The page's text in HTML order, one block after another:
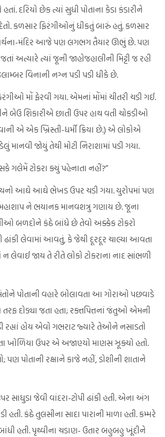
હતાં. દરિયો છેક ત્યાં સુધી પોતાના કેડા કંડારીને
કળસાર ફિરંગીઓનું ધીકતું બારું હતું. કળસાર
મંદિર આજે પણ લગભગ તૈયાર ઊભું છે. પણ
અત્યારે ત્યાં જૂની જાહોજહાલીની મિટ્ટી જ રહી
વિનાની નગ્ન પડી પડી ધીકે છે.
મોં ફેરવી ગયા. એમનાં મોંમાં ચીતરી ચડી ગઈ.
બેઉ શિકારીએ છાતી ઉપર હાથ વતી ચોકડીઓ
એ એક ખ્રિસ્તી-ધર્મી ક્રિયા છે.) એ લોકોએ
જોયું તેથી મોટી નિરાશામાં પડી ગયા.
ગલેમેં ટોકરા ક્યું પહેનાતા નહીં?”
આઘે આઘે ભેખડ ઉપર ચડી ગયા. યુરોપમાં પણ
ને ભયાનક માનવશત્રુ ગણાય છે. જૂના
બળદોને કંઠે બાંધે છે તેવો અક્કેક ટોકરો
લેવામાં આવતું, કે જેથી દૂરદૂર ચાલ્યા આવતા
ન લેવાઈ જાય તે રીતે લોકો ટોકરાના નાદ સાંભળી
પોતાની વહારે બોલાવતા આ ગોરાઓ પછવાડે
તરફ દોડ્યા જતા હતા; રક્તપિત્તનાં જંતુઓ એમની
રહ્યાં હોય એવો ગભરાટ જ્યારે તેઓને નસાડતો
ખોળિયા ઉપર એ અજાણ્યો માણસ ઝૂક્યો હતો.
પોતાની રક્ષાને કાજે નહીં, ડોશીની શાતાને
સાધુડા જેવી વાંદરા-ટોપી ઢાંકી હતી. એના અંગ
હતી. કંઠે તુલસીના સાદા પારાની માળા હતી. કમ્મરે
હતી. પૃથ્વીના ચડાણ- ઉતાર બહુબહુ ખૂંદીને